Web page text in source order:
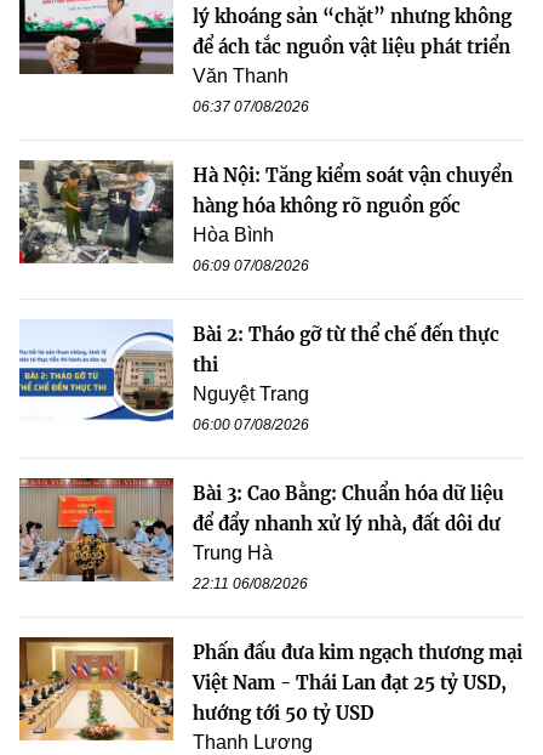
lý khoáng sản “chặt” nhưng không
để ách tắc nguồn vật liệu phát triển
Văn Thanh
06:37 07/08/2026
Hà Nội: Tăng kiểm soát vận chuyển
hàng hóa không rõ nguồn gốc
Hòa Bình
06:09 07/08/2026
Bài 2: Tháo gỡ từ thể chế đến thực
thi
Nguyệt Trang
06:00 07/08/2026
Bài 3: Cao Bằng: Chuẩn hóa dữ liệu
để đẩy nhanh xử lý nhà, đất dôi dư
Trung Hà
22:11 06/08/2026
Phấn đấu đưa kim ngạch thương mại
Việt Nam - Thái Lan đạt 25 tỷ USD,
hướng tới 50 tỷ USD
Thanh Lương